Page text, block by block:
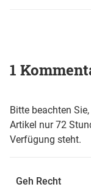
1
Bitte beachten
Artikel nur 72
Verfügung steht.
Geh Recht